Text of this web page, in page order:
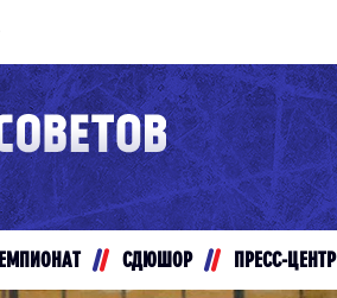
Конференция «Восток»
Дивизион Золотой
Авто
СДЮШОР ПРЕСС-ЦЕНТР